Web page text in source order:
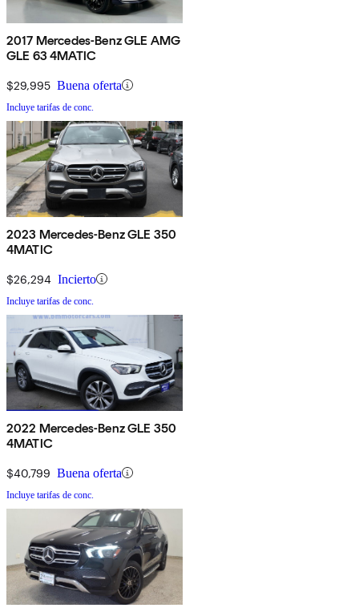
2017 Mercedes-Benz GLE AMG
GLE 63 4MATIC
$29,995 Buena oferta
Incluye tarifas de conc.
2023 Mercedes-Benz GLE 350
4MATIC
$26,294 Incierto
Incluye tarifas de conc.
2022 Mercedes-Benz GLE 350
4MATIC
$40,799 Buena oferta
Incluye tarifas de conc.